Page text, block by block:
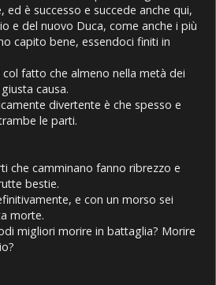
ed è successo e succede anche qui,
e del nuovo Duca, come anche i più
capito bene, essendoci finiti in
fatto che almeno nella metà dei
causa.
divertente è che spesso e
le parti.
che camminano fanno ribrezzo e
bestie.
e con un morso sei
morte.
migliori morire in battaglia? Morire